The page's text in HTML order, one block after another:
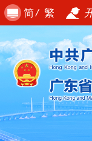
简/ 繁